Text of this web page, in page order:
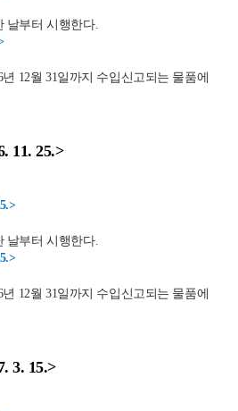
날부터 시행한다.
12월 31일까지 수입신고되는 물품에
11. 25.>
날부터 시행한다.
12월 31일까지 수입신고되는 물품에
3. 15.>